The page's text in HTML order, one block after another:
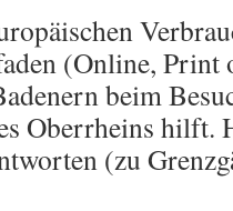
(Online, Print
beim
Oberrheins hilft.
(zu